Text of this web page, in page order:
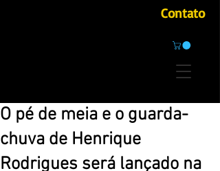
Contato
O pé de meia e o guarda-
chuva de Henrique
Rodrigues será lançado na